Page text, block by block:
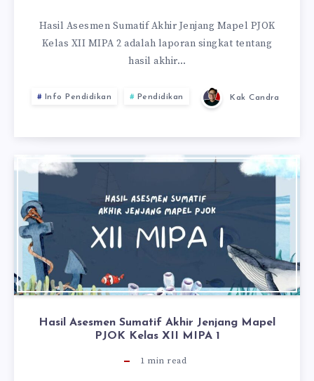
Hasil Asesmen Sumatif Akhir Jenjang Mapel PJOK
Kelas XII MIPA 2 adalah laporan singkat tentang
hasil akhir…
Info Pendidikan Pendidikan Kak Candra
Hasil Asesmen Sumatif Akhir Jenjang Mapel
PJOK Kelas XII MIPA 1
1 min read